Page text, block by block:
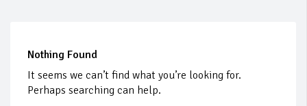
Nothing Found
It seems we can’t find what you’re looking for.
Perhaps searching can help.